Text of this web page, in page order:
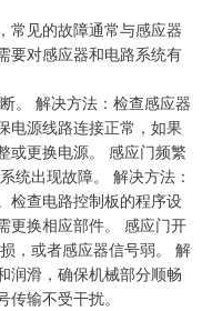
常见的故障通常与感应器
要对感应器和电路系统有
。 解决方法：检查感应器
电源线路连接正常，如果
或更换电源。 感应门频繁
统出现故障。 解决方法：
检查电路控制板的程序设
更换相应部件。 感应门开
，或者感应器信号弱。 解
润滑，确保机械部分顺畅
输不受干扰。